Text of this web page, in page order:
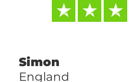
Simon
England